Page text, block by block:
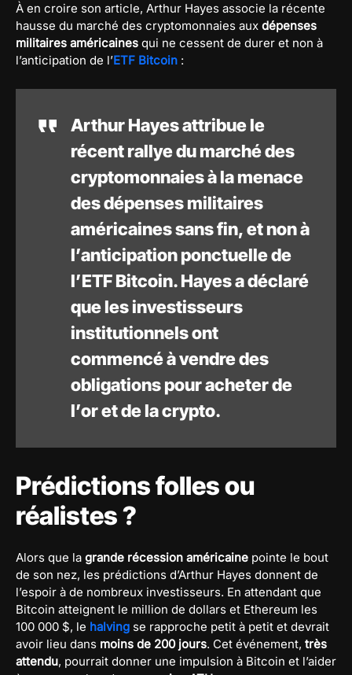
À en croire son article, Arthur Hayes associe la récente
hausse du marché des cryptomonnaies aux dépenses
militaires américaines qui ne cessent de durer et non à
l’anticipation de l’ETF Bitcoin :
Arthur Hayes attribue le
récent rallye du marché des
cryptomonnaies à la menace
des dépenses militaires
américaines sans fin, et non à
l’anticipation ponctuelle de
l’ETF Bitcoin. Hayes a déclaré
que les investisseurs
institutionnels ont
commencé à vendre des
obligations pour acheter de
l’or et de la crypto.
Prédictions folles ou
réalistes ?
Alors que la grande récession américaine pointe le bout
de son nez, les prédictions d’Arthur Hayes donnent de
l’espoir à de nombreux investisseurs. En attendant que
Bitcoin atteignent le million de dollars et Ethereum les
100 000 $, le halving se rapproche petit à petit et devrait
avoir lieu dans moins de 200 jours. Cet événement, très
attendu, pourrait donner une impulsion à Bitcoin et l’aider